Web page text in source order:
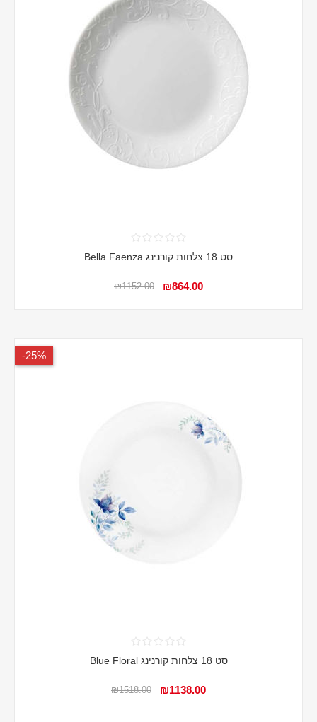
סט 18 צלחות קורנינג Bella Faenza
₪864.00
₪1152.00
25%-
סט 18 צלחות קורנינג Blue Floral
₪1138.00
₪1518.00